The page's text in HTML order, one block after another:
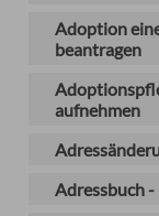
Adoption
beantragen
aufnehmen
Adressbuch -